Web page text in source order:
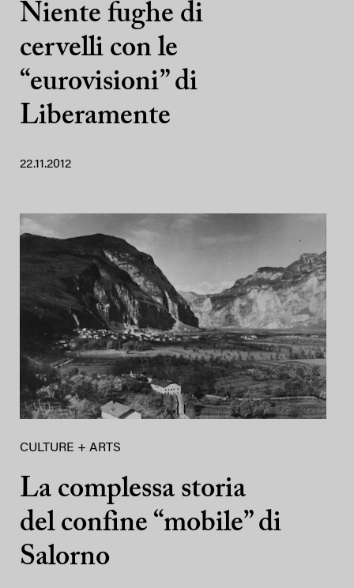
Niente fughe di
cervelli con le
“eurovisioni” di
Liberamente
22.11.2012
CULTURE + ARTS
La complessa storia
del confine “mobile” di
Salorno